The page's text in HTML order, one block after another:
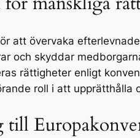
att övervaka
och skyddar
rättigheter enligt
roll i att
till